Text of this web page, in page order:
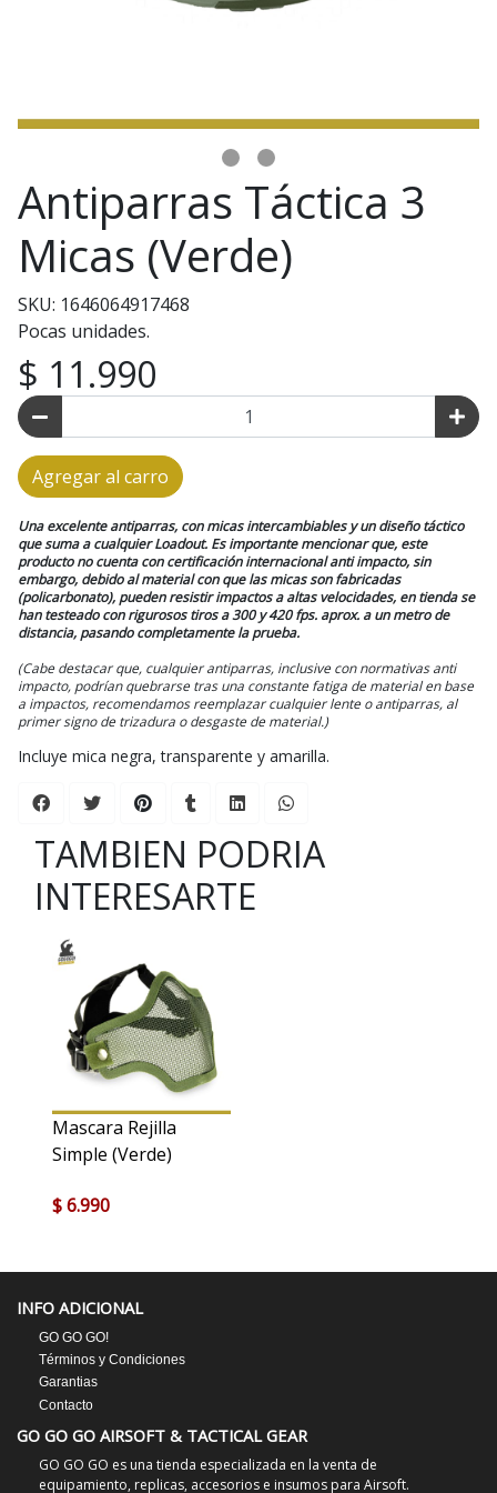
Antiparras Táctica 3
Micas (Verde)
SKU: 1646064917468
Pocas unidades.
$ 11.990
Agregar al carro
Una excelente antiparras, con micas intercambiables y un diseño táctico
que suma a cualquier Loadout. Es importante mencionar que, este
producto no cuenta con certificación internacional anti impacto, sin
embargo, debido al material con que las micas son fabricadas
(policarbonato), pueden resistir impactos a altas velocidades, en tienda se
han testeado con rigurosos tiros a 300 y 420 fps. aprox. a un metro de
distancia, pasando completamente la prueba.
(Cabe destacar que, cualquier antiparras, inclusive con normativas anti
impacto, podrían quebrarse tras una constante fatiga de material en base
a impactos, recomendamos reemplazar cualquier lente o antiparras, al
primer signo de trizadura o desgaste de material.)
Incluye mica negra, transparente y amarilla.
TAMBIEN PODRIA
INTERESARTE
Mascara Rejilla
Simple (Verde)
$ 6.990
INFO ADICIONAL
GO GO GO!
Términos y Condiciones
Garantias
Contacto
GO GO GO AIRSOFT & TACTICAL GEAR
GO GO GO es una tienda especializada en la venta de
equipamiento, replicas, accesorios e insumos para Airsoft.